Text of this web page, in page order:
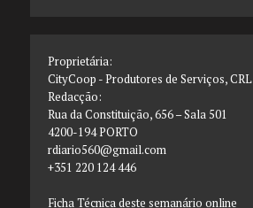
Proprietária:
CityCoop - Produtores de Serviços, CRL
Redacção:
Rua da Constituição, 656 – Sala 501
4200-194 PORTO
rdiario560@gmail.com
+351 220 124 446
Ficha Técnica deste semanário online